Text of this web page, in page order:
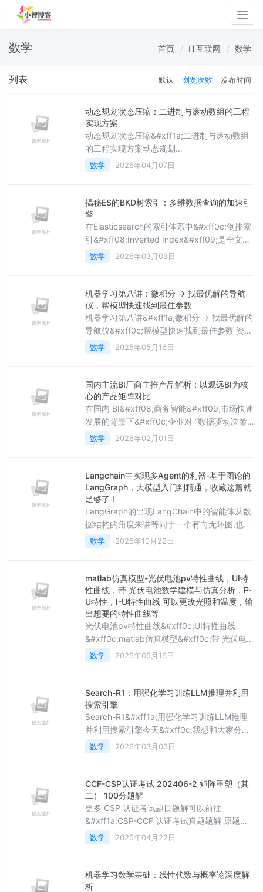
数学 首页 IT互联网 数学
列表 默认 浏览次数 发布时间
动态规划状态压缩：二进制与滚动数组的工程
实现方案
动态规划状态压缩&#xff1a;二进制与滚动数组
的工程实现方案动态规划
&#xff08;DP&#xff09;是解决优化问题的强大
工具&#xff0c;但在处理大规模状态空间时
技术通过优化状态表示和存储来减少空间开
销。其中&#xff0c;二进制状态压缩&#xff08;使
用位运算表示状态&#xff09;和滚动数组
&#xff08;仅保留必要状态数据&#xff0
数学 2026年04月07日
揭秘ES的BKD树索引：多维数据查询的加速引
擎
在Elasticsearch的索引体系中&#xff0c;倒排索
引&#xff08;Inverted Index&#xff09;是全文检
索的基石&#xff0c;但面对数值范围查询、地理
空间搜索等场景时&#xff0c;其性能短板逐渐显
在1000-5000元之间的商品&#34;或&#34;北
京市5公里内的餐厅&#34;时&#xff0c;传统倒排
索引需要遍
数学 2026年03月03日
机器学习第八讲：微积分 → 找最优解的导航
仪，帮模型快速找到最佳参数
机器学习第八讲&#xff1a;微积分 → 找最优解的
导航仪&#xff0c;帮模型快速找到最佳参数 资料
取自《零基础学机器学习》。 查看总目录
&#xff1a;学习大纲关于DeepSeek本地部署指
&#xff1a;DeepSeek R1本地与线上满血版部署
&#xff1a;超详细手把手指南 一、爬山GPS导航
仪比喻 &#x1f9ed;&#xff08;教材第八章引入案
例1&#xf
数学 2025年05月16日
国内主流BI厂商主推产品解析：以观远BI为核
心的产品矩阵对比
在国内 BI&#xff08;商务智能&#xff09;市场快速
发展的背景下&#xff0c;企业对 “数据驱动决策”
的需求推动各厂商形成差异化产品策略 —— 有
的聚焦 “低门槛自助分析”&#xff0c;有的主打
化解决方案”。其中&#xff0c;观远数据作为
Gartner 认证的 “中国分析平台代表厂
商”&#xff0c;其主推的 “一站式智能分
数学 2026年02月01日
Langchain中实现多Agent的利器-基于图论的️
LangGraph，大模型入门到精通，收藏这篇就
足够了！
LangGraph的出现LangChain中的智能体从数
据结构的角度来讲等同于一个有向无环图,也就
是说,chain在推理过程中无法被循环调用.而尽
管AgentExecutor(代理执行器)支持’循环’.但是
情况.使用代理执行器实现循环调用LLM的能力,
其调用过程主要有两步: 通过大模型来决定采取
什么行动,使用什么工具,对用户采取输出响应
执行步骤1中的行
数学 2025年10月22日
matlab仿真模型-光伏电池pv特性曲线，UI特
性曲线，带 光伏电池数学建模与仿真分析，P-
U特性，I-U特性曲线 可以更改光照和温度，输
出想要的特性曲线等
光伏电池pv特性曲线&#xff0c;UI特性曲线
&#xff0c;matlab仿真模型&#xff0c;带 光伏电
池数学建模与仿真分析&#xff0c;P 文章目录 光
伏电池数学模型 MATLAB 仿真代码 代码解释
代码 代码解释 运行与测试 光伏电池数学模型
MATLAB 仿真代码 代码解释 运行与测试 为了
模拟光伏电池
数学 2025年05月16日
Search-R1：用强化学习训练LLM推理并利用
搜索引擎
Search-R1&#xff1a;用强化学习训练LLM推理
并利用搜索引擎今天&#xff0c;我想和大家分享
一篇发表于COLM 2025会议的论文&#xff1a;
《Search-R1: Training LLMs to Reason and
Reinforcement Learning》。这篇论文由来自
伊利诺伊大学、麻省大学安姆斯特分校和G
数学 2026年03月03日
CCF-CSP认证考试 202406-2 矩阵重塑（其
二） 100分题解
更多 CSP 认证考试题目题解可以前往
&#xff1a;CSP-CCF 认证考试真题题解 原题链
接&#xff1a; 202406-2 矩阵重塑&#xff08;其二
&#xff09;时间限制&#xff1a; 1.0 秒 空间限制
矩阵的行和列交换的过程。在转置过程中
&#xff0c;原矩阵
数学 2025年04月22日
机器学习数学基础：线性代数与概率论深度解
析